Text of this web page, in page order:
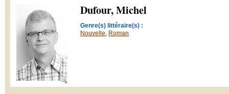
Dufour, Michel
Genre(s) littéraire(s) :
Nouvelle, Roman